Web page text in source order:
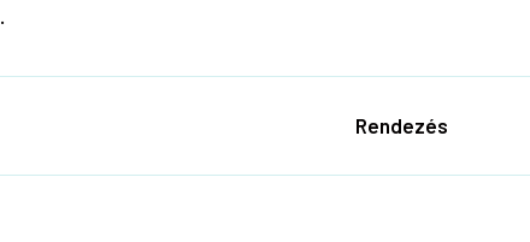
Rendezés